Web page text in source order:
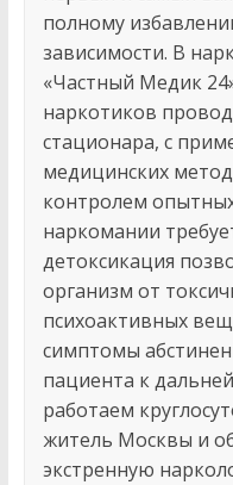
полному
зависимости. В
«Частный Медик
наркотиков
стационара, с
медицинских
контролем
наркомании
детоксикация
организм от
психоактивных
симптомы
пациента к
работаем
житель Москвы и
экстренную